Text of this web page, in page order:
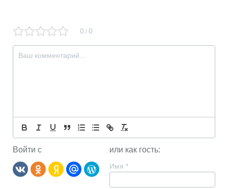
0 / 0
Войти с или как гость:
Имя *